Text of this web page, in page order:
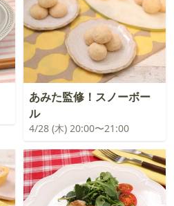
あみた監修！スノーボー
ル
4/28 (木) 20:00〜21:00